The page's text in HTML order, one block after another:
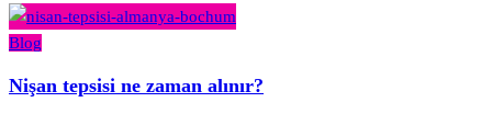
Blog
Nişan tepsisi ne zaman alınır?